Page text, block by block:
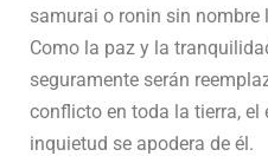
samurai o ronin sin nombre
Como la paz y la
seguramente serán
conflicto en toda la tierra, el
inquietud se apodera de él.